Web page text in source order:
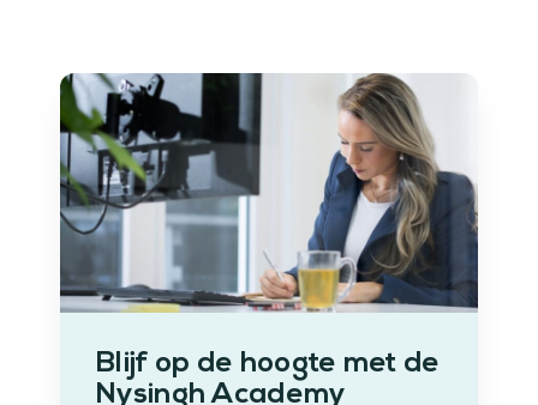
Blijf op de hoogte met de
Nysingh Academy